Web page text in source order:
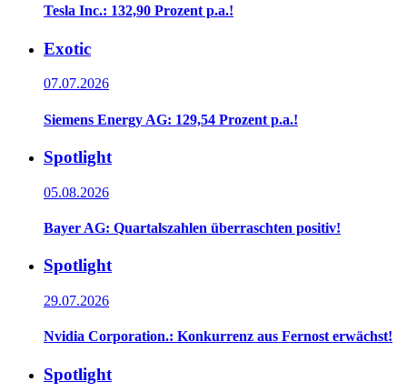
Tesla Inc.: 132,90 Prozent p.a.!
Exotic
07.07.2026
Siemens Energy AG: 129,54 Prozent p.a.!
Spotlight
05.08.2026
Bayer AG: Quartalszahlen überraschten positiv!
Spotlight
29.07.2026
Nvidia Corporation.: Konkurrenz aus Fernost erwächst!
Spotlight